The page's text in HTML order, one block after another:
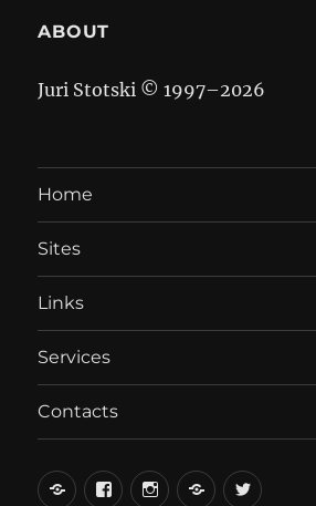
ABOUT
Juri Stotski © 1997–2026
Home
Sites
Links
Services
Contacts
вКонтакте
FacebookInstagramLiveJournal
Twitter